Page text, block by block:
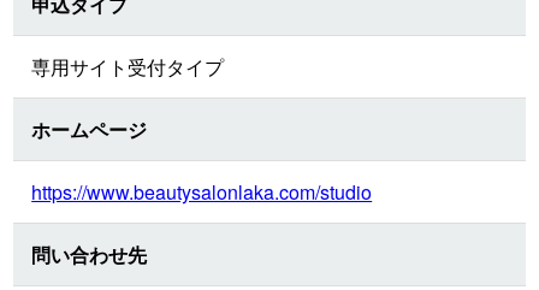
専用サイト受付タイプ
ホームページ
https://www.beautysalonlaka.com/studio
問い合わせ先